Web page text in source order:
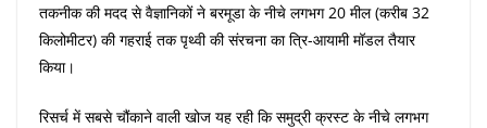
तकनीक की मदद से वैज्ञानिकों ने बरमूडा के नीचे लगभग 20 मील (करीब 32
किलोमीटर) की गहराई तक पृथ्वी की संरचना का त्रि-आयामी मॉडल तैयार
किया।
रिसर्च में सबसे चौंकाने वाली खोज यह रही कि समुद्री क्रस्ट के नीचे लगभग